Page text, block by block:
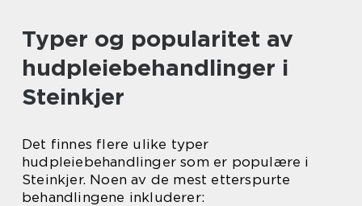
Typer og popularitet av
hudpleiebehandlinger i
Steinkjer
Det finnes flere ulike typer
hudpleiebehandlinger som er populære i
Steinkjer. Noen av de mest etterspurte
behandlingene inkluderer: